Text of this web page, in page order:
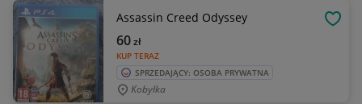
Assassin Creed Odyssey
KUP TERAZ
60zł
SPRZEDAJĄCY: OSOBA PRYWATNA
Kobyłka